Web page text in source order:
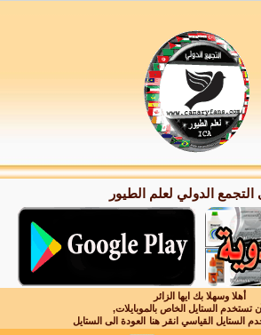
التجمع الدولي لعلم الطيور
أهلا وسهلا بك ايها الزائر
تستخدم الستايل الخاص بالموبايلات,
الستايل القياسي انقر هنا العودة الى الستايل